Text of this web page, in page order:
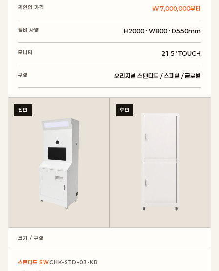
라인업 가격 ₩7,000,000부터
장비 사양 H2000 · W800 · D550mm
모니터 21.5″ TOUCH
구성 오리지널 스탠다드 / 스페셜 / 글로벌
전면 후면
크기 / 구성
스탠다드 SWCHK-STD-03-KR